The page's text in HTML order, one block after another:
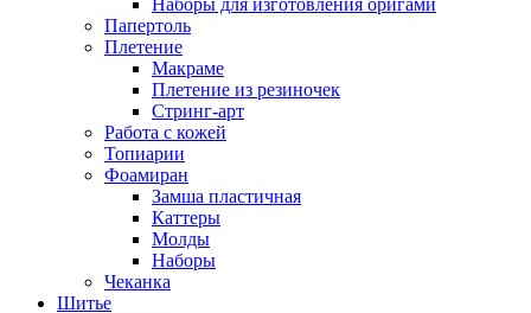
Наборы для изготовления оригами
Папертоль
Плетение
Макраме
Плетение из резиночек
Стринг-арт
Работа с кожей
Топиарии
Фоамиран
Замша пластичная
Каттеры
Молды
Наборы
Чеканка
Шитье